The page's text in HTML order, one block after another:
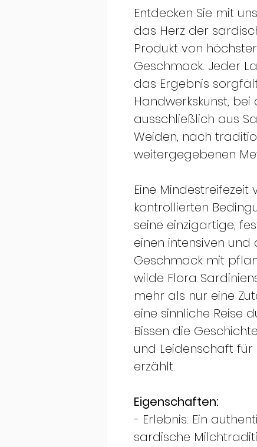
Entdecken Sie mit
das Herz der
Produkt von
Geschmack. Jeder
das Ergebnis
Handwerkskunst,
ausschließlich aus
Weiden, nach
weitergegebenen
Eine Mindestreifezeit
kontrollierten
seine einzigartige,
einen intensiven
Geschmack mit
wilde Flora
mehr als nur eine
eine sinnliche Reise
Bissen die
und Leidenschaft
erzählt.
Eigenschaften:
- Erlebnis: Ein
sardische